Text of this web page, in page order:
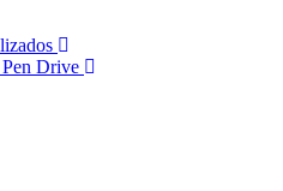
Pen Drive